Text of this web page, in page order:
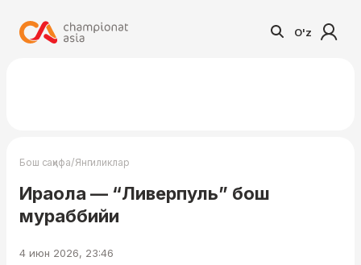
O'z
Бош саҳифа/Янгиликлар
Ираола — “Ливерпуль” бош
мураббийи
4 июн 2026, 23:46